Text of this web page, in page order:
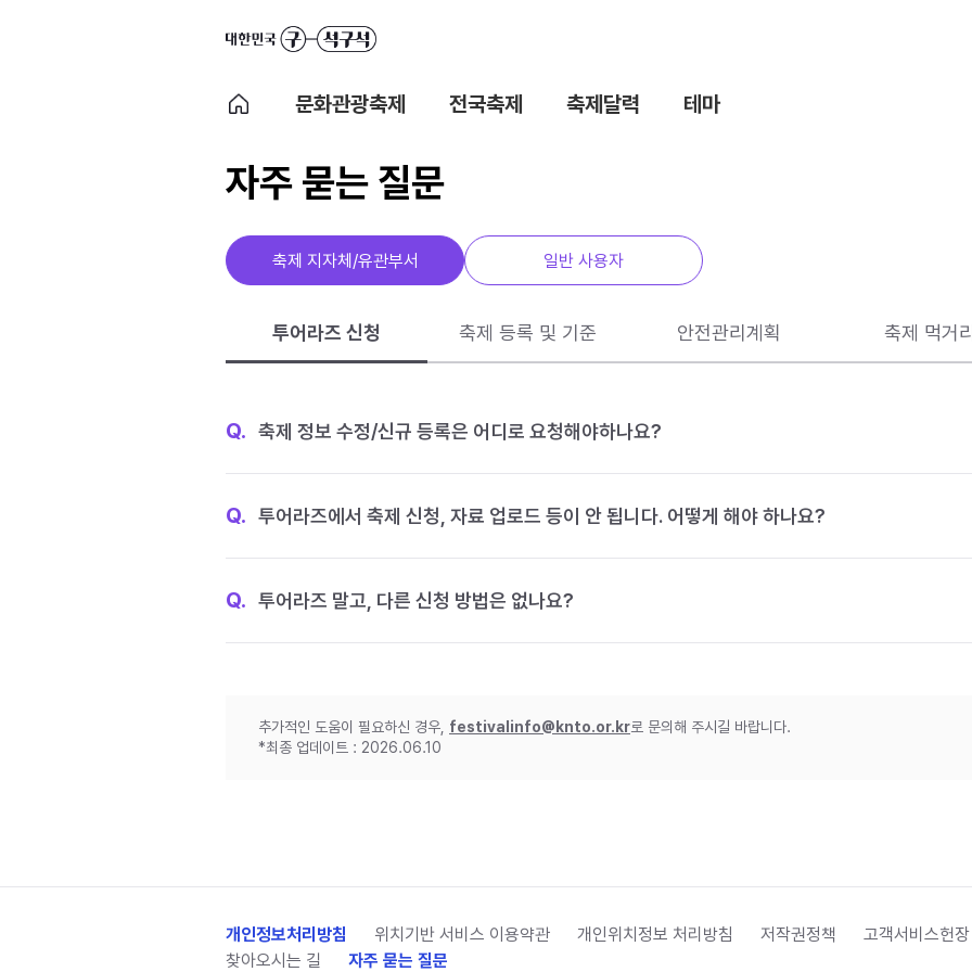
문화관광축제 전국축제 축제달력 테마
자주 묻는 질문
축제 지자체/유관부서 일반 사용자
투어라즈 신청 축제 등록 및 기준 안전관리계획 축제 먹거리
Q. 축제 정보 수정/신규 등록은 어디로 요청해야하나요?
Q. 투어라즈에서 축제 신청, 자료 업로드 등이 안 됩니다. 어떻게 해야 하나요?
Q. 투어라즈 말고, 다른 신청 방법은 없나요?
추가적인 도움이 필요하신 경우, festivalinfo@knto.or.kr로 문의해 주시길 바랍니다.
*최종 업데이트 : 2026.06.10
개인정보처리방침 위치기반 서비스 이용약관 개인위치정보 처리방침 저작권정책 고객서비스헌장
찾아오시는 길
자주 묻는 질문